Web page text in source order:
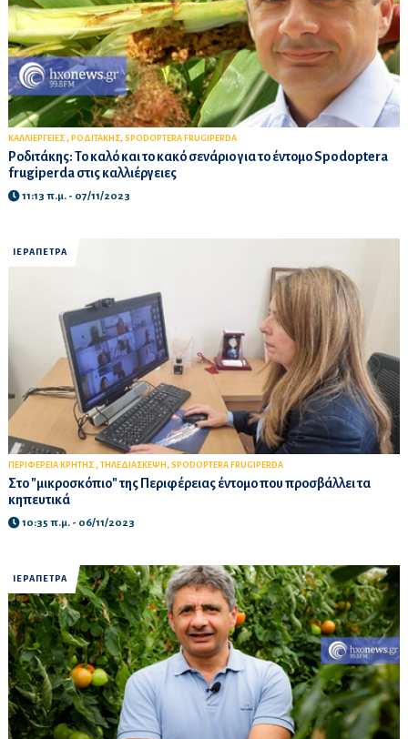
ΚΑΛΛΙΕΡΓΕΙΕΣ , ΡΟΔΙΤΑΚΗΣ, SPODOPTERA FRUGIPERDA
Ροδιτάκης: Το καλό και το κακό σενάριο για το έντομο Spodoptera
frugiperda στις καλλιέργειες
11:13 π.μ. - 07/11/2023
ΙΕΡΑΠΕΤΡΑ
ΠΕΡΙΦΕΡΕΙΑ ΚΡΗΤΗΣ , ΤΗΛΕΔΙΑΣΚΕΨΗ , SPODOPTERA FRUGIPERDA
Στο "μικροσκόπιο" της Περιφέρειας έντομο που προσβάλλει τα
κηπευτικά
10:35 π.μ. - 06/11/2023
ΙΕΡΑΠΕΤΡΑ